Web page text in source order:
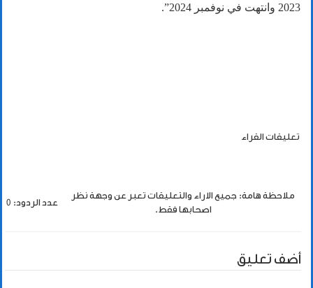
2023 وانتهت في نوفمبر 2024”.
تعليقات القراء
ملاحظة هامة: جميع الاراء والتعليقات تعبر عن وجهة نظر
اصحابها فقط.
عدد الردود: 0
أضف تعليق